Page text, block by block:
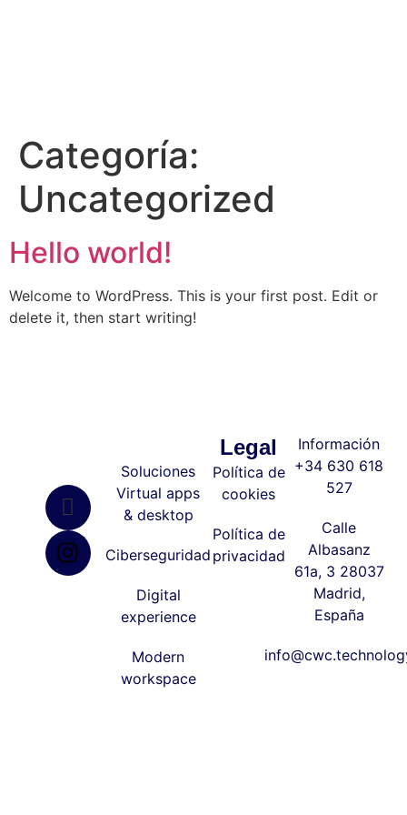
Categoría:
Uncategorized
Hello world!
Welcome to WordPress. This is your first post. Edit or
delete it, then start writing!
Soluciones
Virtual apps
& desktop
Ciberseguridad
Digital
experience
Modern
workspace
Legal
Política de
cookies
Política de
privacidad
Información
+34 630 618
527
Calle
Albasanz
61a, 3 28037
Madrid,
España